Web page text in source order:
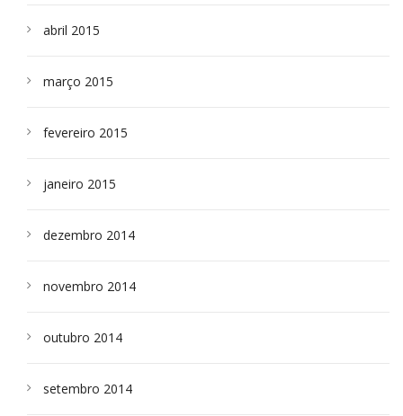
abril 2015
março 2015
fevereiro 2015
janeiro 2015
dezembro 2014
novembro 2014
outubro 2014
setembro 2014